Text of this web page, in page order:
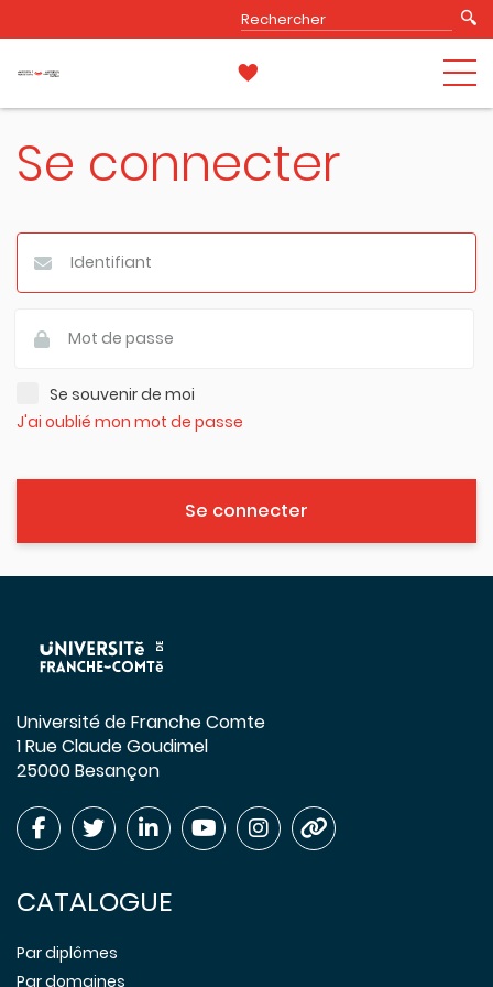
Se connecter
Se souvenir de moi
J'ai oublié mon mot de passe
Se connecter
Université de Franche Comte
1 Rue Claude Goudimel
25000 Besançon
CATALOGUE
Par diplômes
Par domaines